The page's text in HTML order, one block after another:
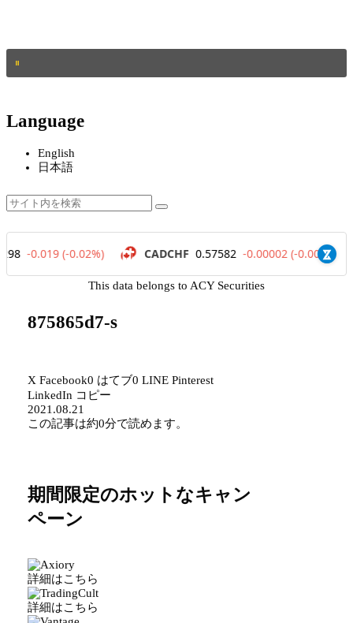
Language
English
日本語
This data belongs to ACY Securities
875865d7-s
X Facebook0 はてブ0 LINE Pinterest
LinkedIn コピー
2021.08.21
この記事は約0分で読めます。
期間限定のホットなキャン
ペーン
詳細はこちら
詳細はこちら